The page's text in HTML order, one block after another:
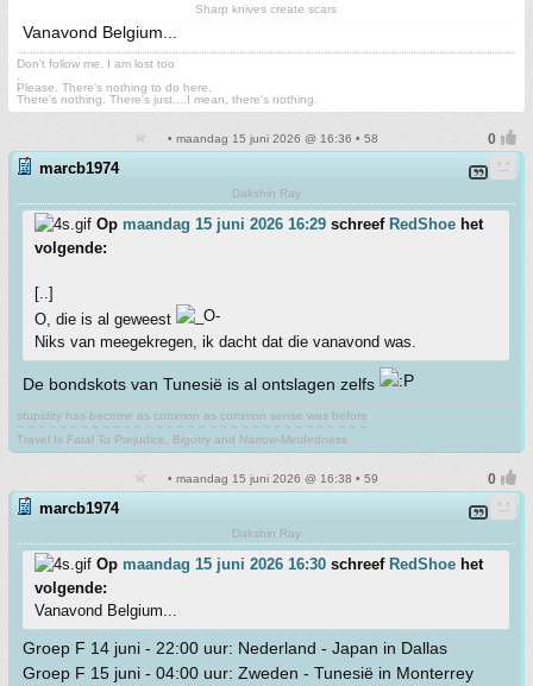
Sharp knives create scars
Vanavond Belgium...
Don't follow me. I am lost too
Please. There's nothing to do here.
There's nothing. There's just....I mean, there's nothing.
• maandag 15 juni 2026 @ 16:36 • 58
marcb1974
Dakshin Ray
Op maandag 15 juni 2026 16:29 schreef RedShoe het
volgende:
[..]
O, die is al geweest
Niks van meegekregen, ik dacht dat die vanavond was.
De bondskots van Tunesië is al ontslagen zelfs
stupidity has become as common as common sense was before
~ ~ ~ ~ ~ ~ ~ ~ ~ ~ ~ ~ ~ ~ ~ ~ ~ ~ ~ ~ ~ ~ ~ ~ ~ ~ ~ ~ ~ ~ ~ ~ ~
Travel Is Fatal To Prejudice, Bigotry and Narrow-Mindedness
• maandag 15 juni 2026 @ 16:38 • 59
marcb1974
Dakshin Ray
Op maandag 15 juni 2026 16:30 schreef RedShoe het
volgende:
Vanavond Belgium...
Groep F 14 juni - 22:00 uur: Nederland - Japan in Dallas
Groep F 15 juni - 04:00 uur: Zweden - Tunesië in Monterrey